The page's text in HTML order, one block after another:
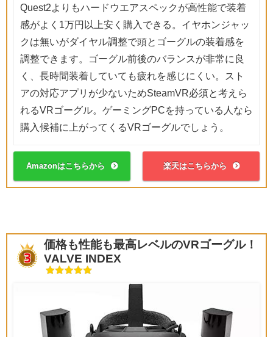
Quest2よりもハードウエアスペックが高性能で装着
感がよく1万円以上安く購入できる。イヤホンジャッ
クは無いがダイヤル調整で頭とゴーグルの装着感を
調整できます。ゴーグル前後のバランスが非常に良
く、長時間装着していても疲れを感じにくい。スト
アの対応アプリが少ないためSteamVR必須と考えら
れるVRゴーグル。ゲーミングPCを持っている人なら
購入候補に上がってくるVRゴーグルでしょう。
Amazonはこちらから 楽天はこちらから
価格も性能も最高レベルのVRゴーグル！
VALVE INDEX